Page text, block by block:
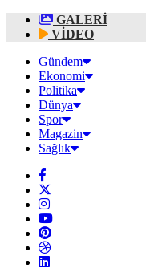
GALERİ
VİDEO
Gündem
Ekonomi
Politika
Dünya
Spor
Magazin
Sağlık